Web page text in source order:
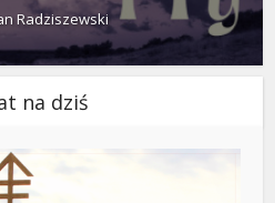
Radziszewski
na dziś